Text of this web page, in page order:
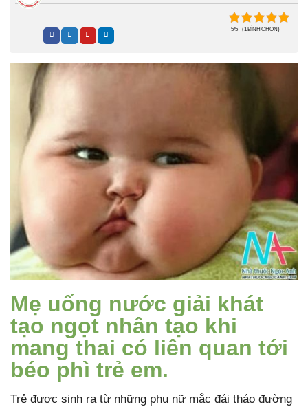
5/5 - (1 BÌNH CHỌN)
Mẹ uống nước giải khát
tạo ngọt nhân tạo khi
mang thai có liên quan tới
béo phì trẻ em.
Trẻ được sinh ra từ những phụ nữ mắc đái tháo đường